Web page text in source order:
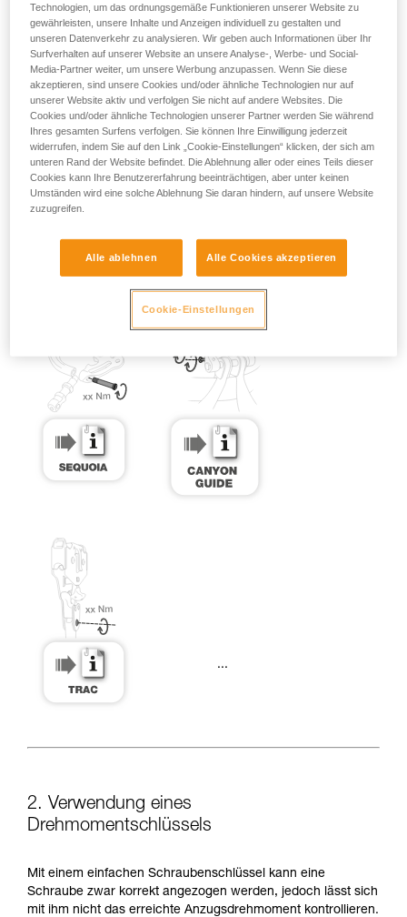
...
2. Verwendung eines
Drehmomentschlüssels
Mit einem einfachen Schraubenschlüssel kann eine
Schraube zwar korrekt angezogen werden, jedoch lässt sich
mit ihm nicht das erreichte Anzugsdrehmoment kontrollieren.
Technologien, um das ordnungsgemäße Funktionieren unserer Website zu
gewährleisten, unsere Inhalte und Anzeigen individuell zu gestalten und
unseren Datenverkehr zu analysieren. Wir geben auch Informationen über Ihr
Surfverhalten auf unserer Website an unsere Analyse-, Werbe- und Social-
Media-Partner weiter, um unsere Werbung anzupassen. Wenn Sie diese
akzeptieren, sind unsere Cookies und/oder ähnliche Technologien nur auf
unserer Website aktiv und verfolgen Sie nicht auf andere Websites. Die
Cookies und/oder ähnliche Technologien unserer Partner werden Sie während
Ihres gesamten Surfens verfolgen. Sie können Ihre Einwilligung jederzeit
widerrufen, indem Sie auf den Link „Cookie-Einstellungen“ klicken, der sich am
unteren Rand der Website befindet. Die Ablehnung aller oder eines Teils dieser
Cookies kann Ihre Benutzererfahrung beeinträchtigen, aber unter keinen
Umständen wird eine solche Ablehnung Sie daran hindern, auf unsere Website
zuzugreifen.
Alle ablehnen Alle Cookies akzeptieren
Cookie-Einstellungen